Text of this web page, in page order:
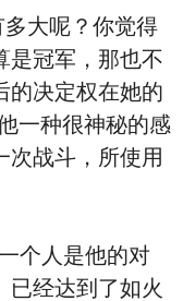
大呢？你觉得
是冠军，那也不
的决定权在她的
一种很神秘的感
次战斗，所使用
人是他的对
已经达到了如火